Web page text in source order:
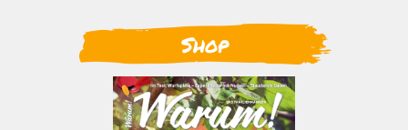
Shop